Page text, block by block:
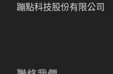
蹦點科技股份有限公司